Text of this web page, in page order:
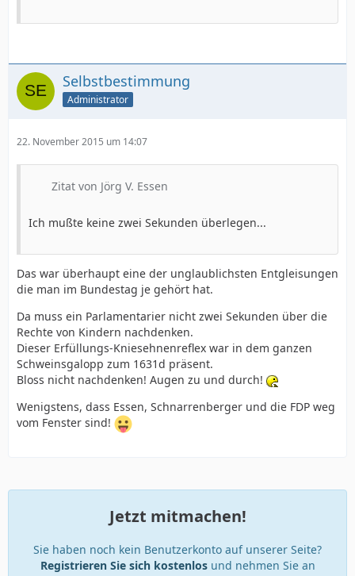
Selbstbestimmung
Administrator
22. November 2015 um 14:07
Zitat von Jörg V. Essen
Ich mußte keine zwei Sekunden überlegen...
Das war überhaupt eine der unglaublichsten Entgleisungen
die man im Bundestag je gehört hat.
Da muss ein Parlamentarier nicht zwei Sekunden über die
Rechte von Kindern nachdenken.
Dieser Erfüllungs-Kniesehnenreflex war in dem ganzen
Schweinsgalopp zum 1631d präsent.
Bloss nicht nachdenken! Augen zu und durch!
Wenigstens, dass Essen, Schnarrenberger und die FDP weg
vom Fenster sind!
Jetzt mitmachen!
Sie haben noch kein Benutzerkonto auf unserer Seite?
Registrieren Sie sich kostenlosund nehmen Sie an